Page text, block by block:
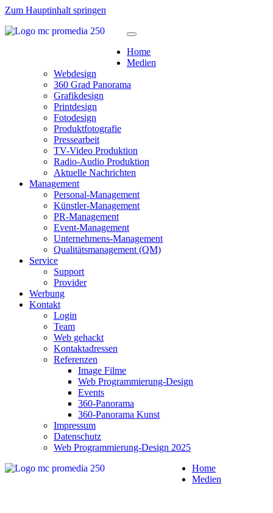
Zum Hauptinhalt springen
Home
Medien
Webdesign
360 Grad Panorama
Grafikdesign
Printdesign
Fotodesign
Produktfotografie
Pressearbeit
TV-Video Produktion
Radio-Audio Produktion
Aktuelle Nachrichten
Management
Personal-Management
Künstler-Management
PR-Management
Event-Management
Unternehmens-Management
Qualitätsmanagement (QM)
Service
Support
Provider
Werbung
Kontakt
Login
Team
Web gehackt
Kontaktadressen
Referenzen
Image Filme
Web Programmierung-Design
Events
360-Panorama
360-Panorama Kunst
Impressum
Datenschutz
Web Programmierung-Design 2025
Home
Medien